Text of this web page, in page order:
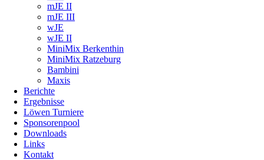
mJE II
mJE III
wJE
wJE II
MiniMix Berkenthin
MiniMix Ratzeburg
Bambini
Maxis
Berichte
Ergebnisse
Löwen Turniere
Sponsorenpool
Downloads
Links
Kontakt